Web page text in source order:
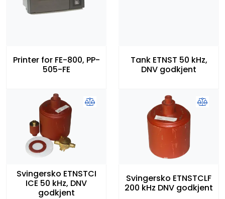
Printer for FE-800, PP-
505-FE
Tank ETNST 50 kHz,
DNV godkjent
Svingersko ETNSTCI
ICE 50 kHz, DNV
godkjent
Svingersko ETNSTCLF
200 kHz DNV godkjent